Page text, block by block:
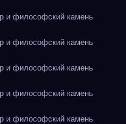
и философский камень
и философский камень
и философский камень
и философский камень
и философский камень